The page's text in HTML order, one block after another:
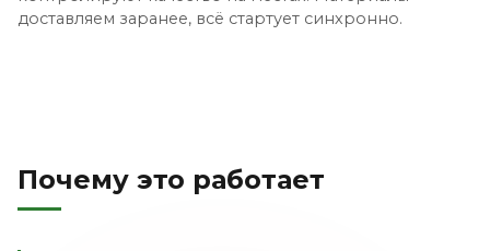
доставляем заранее, всё стартует синхронно.
Почему это работает